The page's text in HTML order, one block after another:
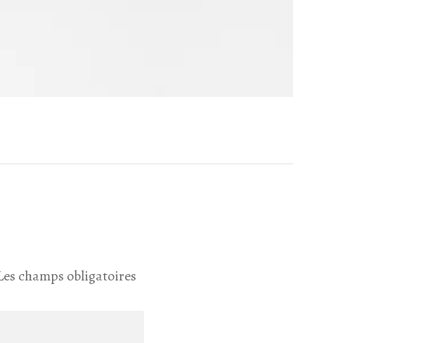
champs obligatoires